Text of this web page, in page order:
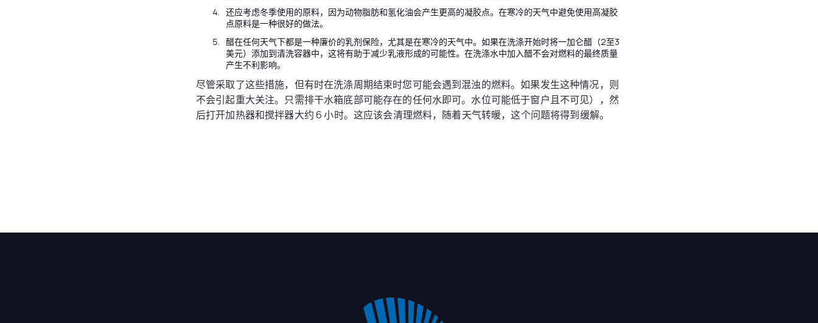
还应考虑冬季使用的原料，因为动物脂肪和氢化油会产生更高的凝胶点。在寒冷的天气中避免使用高凝胶
点原料是一种很好的做法。
醋在任何天气下都是一种廉价的乳剂保险，尤其是在寒冷的天气中。如果在洗涤开始时将一加仑醋（2至3
美元）添加到清洗容器中，这将有助于减少乳液形成的可能性。在洗涤水中加入醋不会对燃料的最终质量
产生不利影响。
尽管采取了这些措施，但有时在洗涤周期结束时您可能会遇到混浊的燃料。如果发生这种情况，则
不会引起重大关注。只需排干水箱底部可能存在的任何水即可。水位可能低于窗户且不可见），然
后打开加热器和搅拌器大约 6 小时。这应该会清理燃料，随着天气转暖，这个问题将得到缓解。